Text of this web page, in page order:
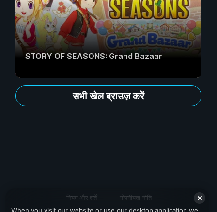
STORY OF SEASONS: Grand Bazaar
सभी खेल ब्राउज़ करें
नियम और शर्तें
गोपनीयता नीति
When you visit our website or use our desktop application we